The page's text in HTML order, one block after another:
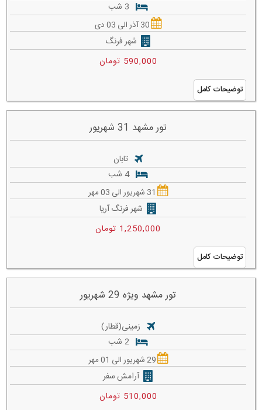
30 آذر الی 03 دی
شهر فرنگ
590,000 تومان
توضیحات کامل
تور مشهد 31 شهریور
تابان
4 شب
31 شهریور الی 03 مهر
شهر فرنگ آریا
1,250,000 تومان
توضیحات کامل
تور مشهد ویژه 29 شهریور
زمینی(قطار)
29 شهریور الی 01 مهر
آرامش سفر
510,000 تومان